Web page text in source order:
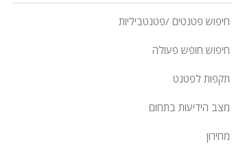
חיפוש פטנטים /פטנטביליות
חיפוש חופש פעולה
תקפות לפטנט
מצב הידיעות בתחום
מחירון